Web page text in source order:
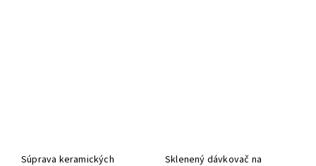
Súprava keramických
Sklenený dávkovač na